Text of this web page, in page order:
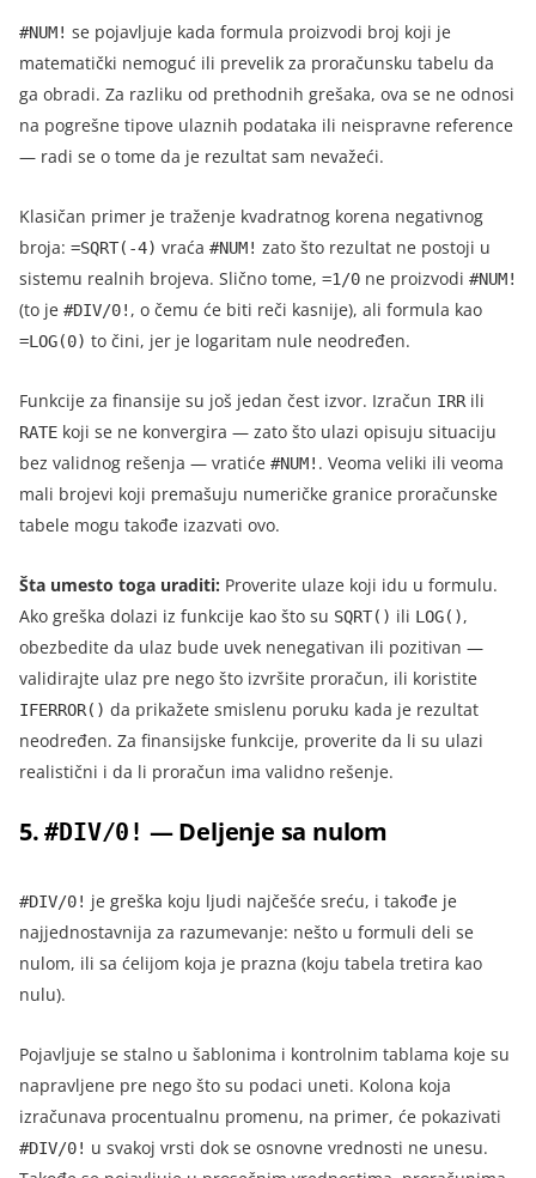
#NUM! se pojavljuje kada formula proizvodi broj koji je
matematički nemoguć ili prevelik za proračunsku tabelu da
ga obradi. Za razliku od prethodnih grešaka, ova se ne odnosi
na pogrešne tipove ulaznih podataka ili neispravne reference
— radi se o tome da je rezultat sam nevažeći.
Klasičan primer je traženje kvadratnog korena negativnog
broja: =SQRT(-4) vraća #NUM! zato što rezultat ne postoji u
sistemu realnih brojeva. Slično tome, =1/0 ne proizvodi #NUM!
(to je #DIV/0! , o čemu će biti reči kasnije), ali formula kao
=LOG(0) to čini, jer je logaritam nule neodređen.
Funkcije za finansije su još jedan čest izvor. Izračun IRR ili
RATE koji se ne konvergira — zato što ulazi opisuju situaciju
bez validnog rešenja — vratiće #NUM! . Veoma veliki ili veoma
mali brojevi koji premašuju numeričke granice proračunske
tabele mogu takođe izazvati ovo.
Šta umesto toga uraditi: Proverite ulaze koji idu u formulu.
Ako greška dolazi iz funkcije kao što su SQRT() ili LOG(),
obezbedite da ulaz bude uvek nenegativan ili pozitivan —
validirajte ulaz pre nego što izvršite proračun, ili koristite
IFERROR() da prikažete smislenu poruku kada je rezultat
neodređen. Za finansijske funkcije, proverite da li su ulazi
realistični i da li proračun ima validno rešenje.
5.#DIV/0! — Deljenje sa nulom
#DIV/0! je greška koju ljudi najčešće sreću, i takođe je
najjednostavnija za razumevanje: nešto u formuli deli se
nulom, ili sa ćelijom koja je prazna (koju tabela tretira kao
nulu).
Pojavljuje se stalno u šablonima i kontrolnim tablama koje su
napravljene pre nego što su podaci uneti. Kolona koja
izračunava procentualnu promenu, na primer, će pokazivati
#DIV/0! u svakoj vrsti dok se osnovne vrednosti ne unesu.